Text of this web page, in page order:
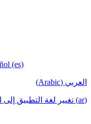
(es)
العربي (Arabic)
(ar) تغيير لغة التطبيق إلى العربية